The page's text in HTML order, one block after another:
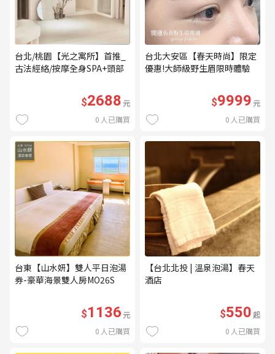
台北/桃園【光之寓所】首推_
古法經絡/按摩全身SPA+頭部
$2688元
0 人已購買
台北大安區【春天時尚】限定
優惠!大師級野生眉限時體驗
優惠券（無補色） (MO)
$9999元
0 人已購買
台東【山水妍】雙人平日泡湯
券-豪華海景雙人房MO26S
$1136元
0 人已購買
【台北北投 | 溫泉泡湯】春天
酒店
$550起
0 人已購買